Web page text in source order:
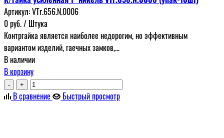
Артикул:VTr.656.N.0006
0руб./ Штука
Контргайка является наиболее недорогим, но эффективным
вариантом изделий, гаечных замков,...
В наличии
В корзину
- +
В сравнение Быстрый просмотр